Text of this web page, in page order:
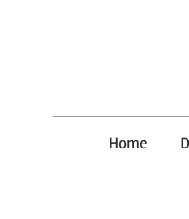
Kies
Groener
Home